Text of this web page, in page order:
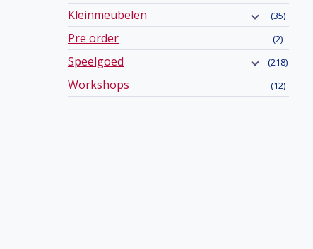
Kleinmeubelen (35)
Pre order (2)
Speelgoed (218)
Workshops (12)